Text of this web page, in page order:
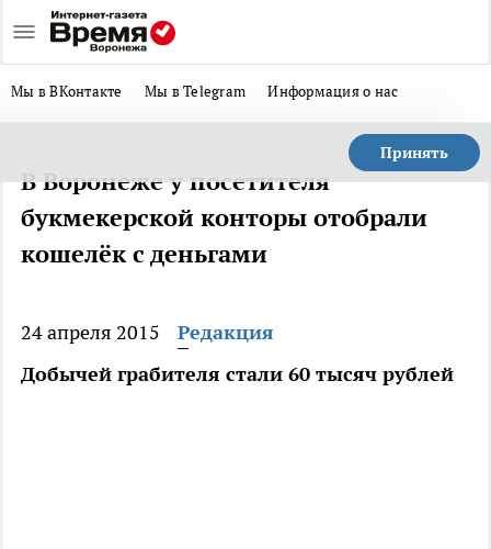
Мы в ВКонтакте Мы в Telegram Информация о нас
Принять
В Воронеже у посетителя
букмекерской конторы отобрали
кошелёк с деньгами
24 апреля 2015
Редакция
Добычей грабителя стали 60 тысяч рублей